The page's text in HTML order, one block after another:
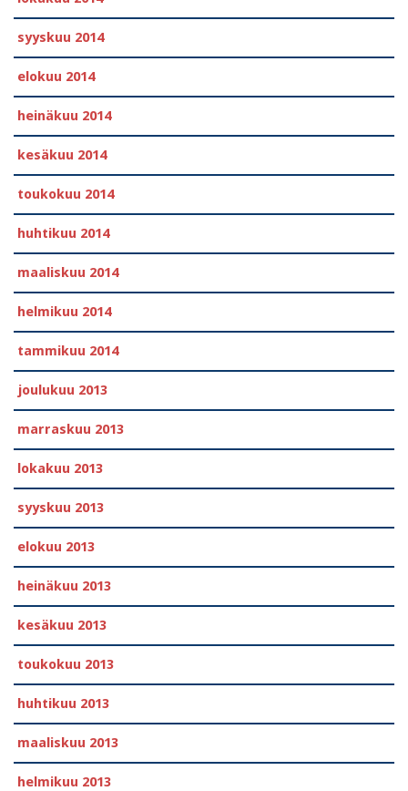
syyskuu 2014
elokuu 2014
heinäkuu 2014
kesäkuu 2014
toukokuu 2014
huhtikuu 2014
maaliskuu 2014
helmikuu 2014
tammikuu 2014
joulukuu 2013
marraskuu 2013
lokakuu 2013
syyskuu 2013
elokuu 2013
heinäkuu 2013
kesäkuu 2013
toukokuu 2013
huhtikuu 2013
maaliskuu 2013
helmikuu 2013